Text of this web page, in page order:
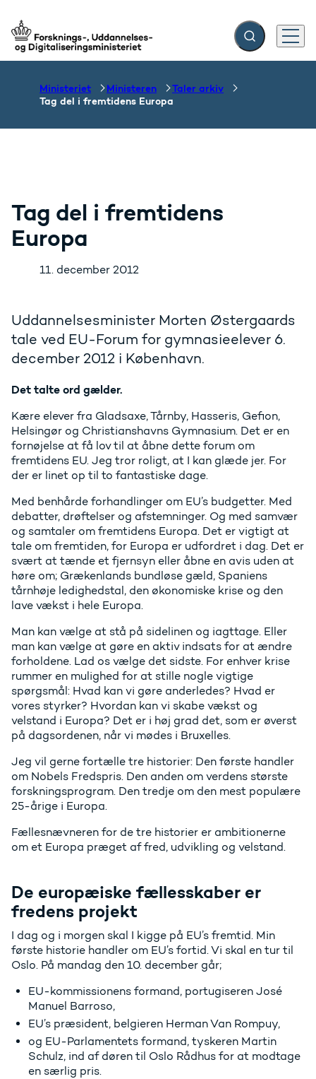
Gå til forsiden Fold søgefelt ud
Menu
Ministeriet Ministeren
Taler arkiv
Tag del i fremtidens Europa
Tag del i fremtidens
Europa
11. december 2012
Uddannelsesminister Morten Østergaards
tale ved EU-Forum for gymnasieelever 6.
december 2012 i København.
Det talte ord gælder.
Kære elever fra Gladsaxe, Tårnby, Hasseris, Gefion,
Helsingør og Christianshavns Gymnasium. Det er en
fornøjelse at få lov til at åbne dette forum om
fremtidens EU. Jeg tror roligt, at I kan glæde jer. For
der er linet op til to fantastiske dage.
Med benhårde forhandlinger om EU’s budgetter. Med
debatter, drøftelser og afstemninger. Og med samvær
og samtaler om fremtidens Europa. Det er vigtigt at
tale om fremtiden, for Europa er udfordret i dag. Det er
svært at tænde et fjernsyn eller åbne en avis uden at
høre om; Grækenlands bundløse gæld, Spaniens
tårnhøje ledighedstal, den økonomiske krise og den
lave vækst i hele Europa.
Man kan vælge at stå på sidelinen og iagttage. Eller
man kan vælge at gøre en aktiv indsats for at ændre
forholdene. Lad os vælge det sidste. For enhver krise
rummer en mulighed for at stille nogle vigtige
spørgsmål: Hvad kan vi gøre anderledes? Hvad er
vores styrker? Hvordan kan vi skabe vækst og
velstand i Europa? Det er i høj grad det, som er øverst
på dagsordenen, når vi mødes i Bruxelles.
Jeg vil gerne fortælle tre historier: Den første handler
om Nobels Fredspris. Den anden om verdens største
forskningsprogram. Den tredje om den mest populære
25-årige i Europa.
Fællesnævneren for de tre historier er ambitionerne
om et Europa præget af fred, udvikling og velstand.
De europæiske fællesskaber er
fredens projekt
I dag og i morgen skal I kigge på EU’s fremtid. Min
første historie handler om EU’s fortid. Vi skal en tur til
Oslo. På mandag den 10. december går;
EU-kommissionens formand, portugiseren José
Manuel Barroso,
EU’s præsident, belgieren Herman Van Rompuy,
og EU-Parlamentets formand, tyskeren Martin
Schulz, ind af døren til Oslo Rådhus for at modtage
en særlig pris.